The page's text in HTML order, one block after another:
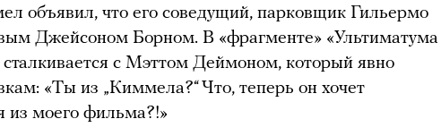
объявил, что его соведущий, парковщик Гильермо
Джейсоном Борном. В «фрагменте» «Ультиматума
с Мэттом Деймоном, который явно
«Ты из „Киммела?“ Что, теперь он хочет
моего фильма?!»